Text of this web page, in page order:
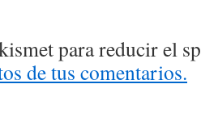
para reducir el
de tus comentarios.